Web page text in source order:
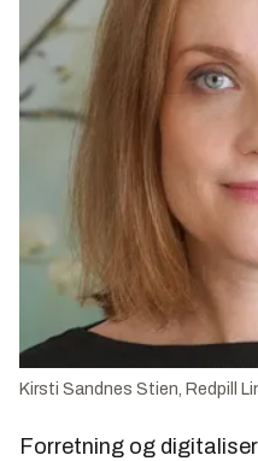
Kirsti Sandnes Stien, Redpill
Forretning og